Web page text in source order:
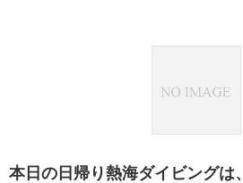
本日の日帰り熱海ダイビングは、